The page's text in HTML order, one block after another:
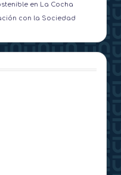
en La Cocha
con la Sociedad